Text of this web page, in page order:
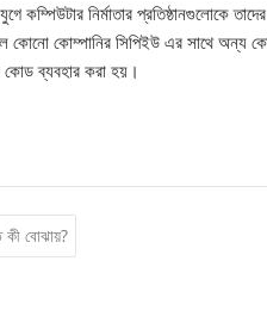
কম্পিউটার নির্মাতার প্রতিষ্ঠানগুলোকে
কোনো কোম্পানির সিপিইউ এর সাথে অন্য
ব্যবহার করা হয়।
বোঝায়?